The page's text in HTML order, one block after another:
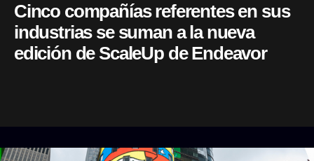
Cinco compañías referentes en sus
industrias se suman a la nueva
edición de ScaleUp de Endeavor